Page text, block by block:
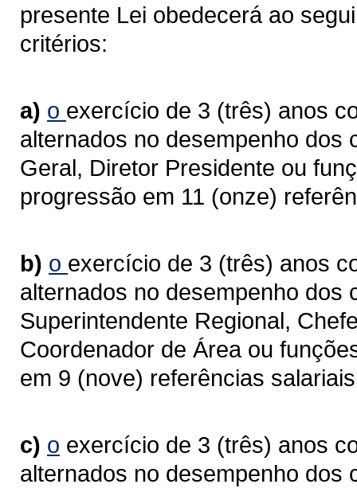
presente Lei obedecerá ao
critérios:
a) o exercício de 3 (três) anos
alternados no desempenho dos
Geral, Diretor Presidente ou
progressão em 11 (onze)
b) o exercício de 3 (três) anos
alternados no desempenho dos
Superintendente Regional,
Coordenador de Área ou
em 9 (nove) referências
c) o exercício de 3 (três) anos
alternados no desempenho dos